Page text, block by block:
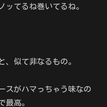
ッてるね巻いてるね。
、似て非なるもの。
スがハマっちゃう味なの
最高。